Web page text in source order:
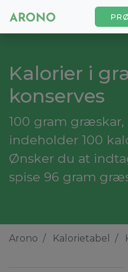
Kalorier i
konserves
100 gram græskar,
indeholder 100
Ønsker du at
spise 96 gram
Arono Kalorietabel